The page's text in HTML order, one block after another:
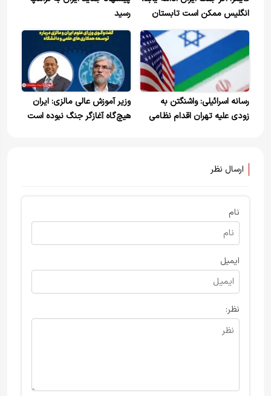
انگلیس ممکن است تابستان
امسال با کمبود مواد غذایی
مواجه شود
رسید
رسانه اسرائیلی: واشنگتن به
زودی علیه تهران اقدام نظامی
وزیر آموزش عالی مالزی: ایران
هیچ‌گاه آغازگر جنگ نبوده است
ارسال نظر
نام
ایمیل
نظر: